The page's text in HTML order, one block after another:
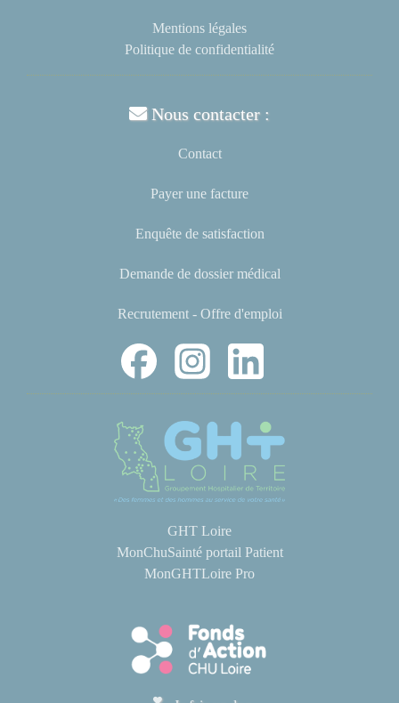
Mentions légales
Politique de confidentialité
Nous contacter :
Contact
Payer une facture
Enquête de satisfaction
Demande de dossier médical
Recrutement - Offre d'emploi
GHT Loire
MonChuSainté portail Patient
MonGHTLoire Pro